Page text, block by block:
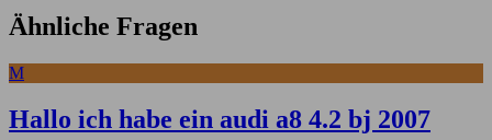
Ähnliche Fragen
M
Hallo ich habe ein audi a8 4.2 bj 2007